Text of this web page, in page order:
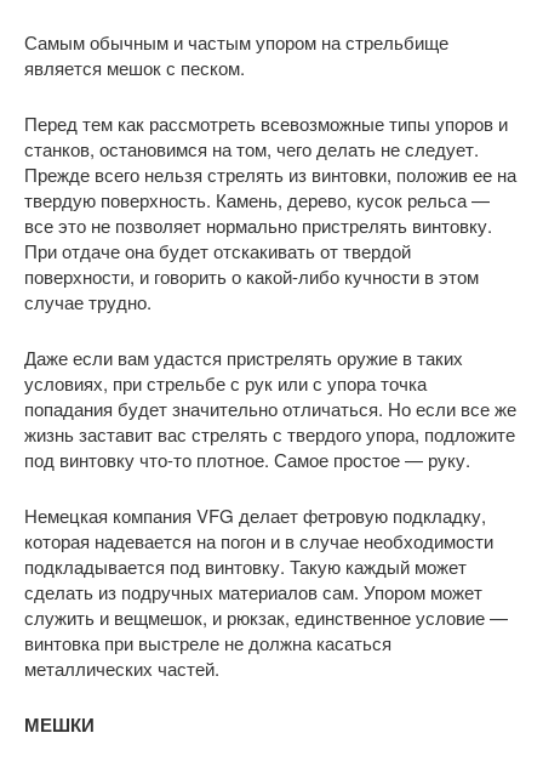
Самым обычным и частым упором на стрельбище
является мешок с песком.
Перед тем как рассмотреть всевозможные типы упоров и
станков, остановимся на том, чего делать не следует.
Прежде всего нельзя стрелять из винтовки, положив ее на
твердую поверхность. Камень, дерево, кусок рельса —
все это не позволяет нормально пристрелять винтовку.
При отдаче она будет отскакивать от твердой
поверхности, и говорить о какой-либо кучности в этом
случае трудно.
Даже если вам удастся пристрелять оружие в таких
условиях, при стрельбе с рук или с упора точка
попадания будет значительно отличаться. Но если все же
жизнь заставит вас стрелять с твердого упора, подложите
под винтовку что-то плотное. Самое простое — руку.
Немецкая компания VFG делает фетровую подкладку,
которая надевается на погон и в случае необходимости
подкладывается под винтовку. Такую каждый может
сделать из подручных материалов сам. Упором может
служить и вещмешок, и рюкзак, единственное условие —
винтовка при выстреле не должна касаться
металлических частей.
МЕШКИ